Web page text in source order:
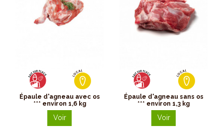
Épaule d'agneau avec os
*** environ 1,6 kg
Voir
Épaule d'agneau sans os
*** environ 1,3 kg
Voir